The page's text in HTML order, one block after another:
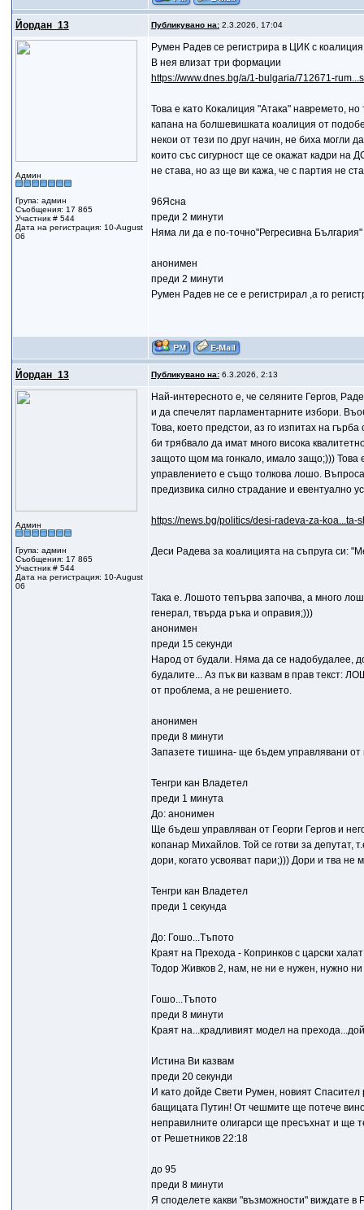
Йордан_13 Публикувано на:2.3.2026, 17:04
Админ
Група: админ
Съобщения: 17 865
Участник # 544
Дата на регистрация: 10-August
06
Румен Радев се регистрира в ЦИК с
В нея влизат три формации
https://www.dnes.bg/a/1-bulgaria/712671-
Това е като Кокалиция "Атака" навремето,
капана на болшевишката коалиция от
некои от тези по друг начин, не биха могли
които със сигурност ще се окажат кадри на
не става, но аз ще ви кажа, че с партия не
96Ясна
преди 2 минути
Няма ли да е по-точно"Регресивна България"
анонимен
преди 2 минути
Румен Радев не се е регистрирал ,а го
Йордан_13 Публикувано на:6.3.2026, 2:13
Админ
Група: админ
Съобщения: 17 865
Участник # 544
Дата на регистрация: 10-August
06
Най-интересното е, че селяните Гергов,
и да спечелят парламентарните избори.
Това, което предстои, аз го изпитах на
би трябвало да имат много висока
защото щом ма гонкало, имало защо;))) Това
управлението е също толкова лошо.
предизвика силно страдание и евентуално
https://news.bg/politics/desi-radeva-za-koa...ta-
Деси Радева за коалицията на съпруга си:
Taка е. Лошото тепърва започва, а много
генерал, твърда ръка и оправия;)))
анонимен
преди 15 секунди
Народ от будали. Няма да се надобудалее,
будалите... Аз пък ви казвам в прав текст:
от проблема, а не решението.
анонимен
преди 8 минути
Запазете тишина- ще бъдем управлявани
Тенгри кан Владетел
преди 1 минута
До: анонимен
Ще бъдеш управляван от Георги Гергов и
копанар Михайлов. Той се готви за депутат,
дори, когато усвояват пари;))) Дори и тва не
Тенгри кан Владетел
преди 1 секунда
До: Гошо...Тъпото
Краят на Прехода - Копринков с царски
Тодор Живков 2, нам, не ни е нужен, нужно
Гошо...Тъпото
преди 8 минути
Краят на...крадливият модел на
Истина Ви казвам
преди 20 секунди
И като дойде Свети Румен, новият
бащицата Путин! От чешмите ще потече
неправилните олигарси ще пресъхнат и ще
от Решетников 22:18
до 95
преди 8 минути
Я споделете какви "възможности" виждате в